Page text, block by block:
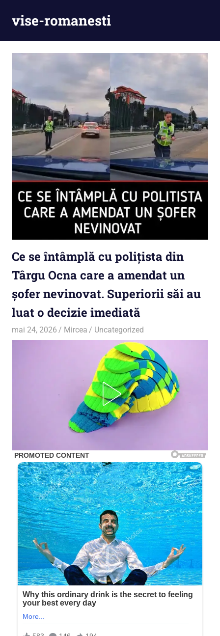
vise-romanesti
Ce se întâmplă cu polițista din
Târgu Ocna care a amendat un
șofer nevinovat. Superiorii săi au
luat o decizie imediată
mai 24, 2026 Mircea Uncategorized